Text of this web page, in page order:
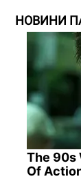
НОВИНИ
The 90s
Of